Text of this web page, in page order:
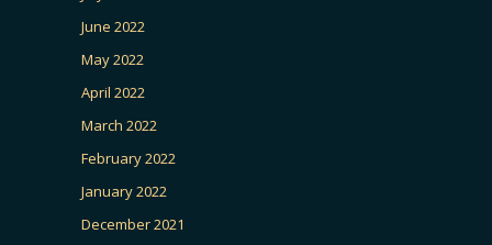
June 2022
May 2022
April 2022
March 2022
February 2022
January 2022
December 2021